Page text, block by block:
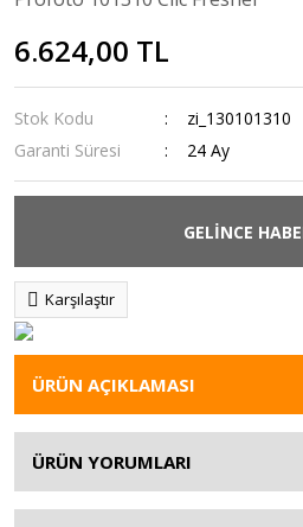
6.624,00 TL
Stok Kodu
zi_130101310
Garanti Süresi
24 Ay
GELİNCE
Karşılaştır
ÜRÜN AÇIKLAMASI
ÜRÜN YORUMLARI